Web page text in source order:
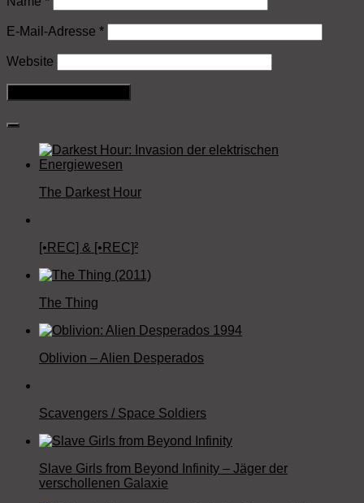
E-Mail-Adresse *
Website
The Darkest Hour
[•REC] & [•REC]²
The Thing
Oblivion – Alien Desperados
Scavengers / Space Soldiers
Slave Girls from Beyond Infinity – Jäger der
verschollenen Galaxie